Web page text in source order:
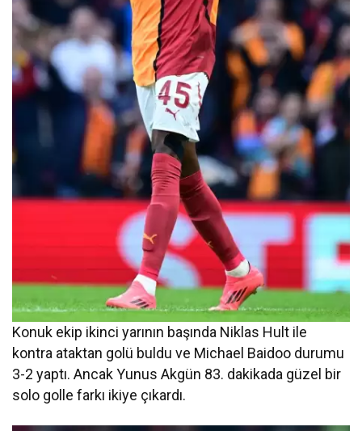
Konuk ekip ikinci yarının başında Niklas Hult ile
kontra ataktan golü buldu ve Michael Baidoo durumu
3-2 yaptı. Ancak Yunus Akgün 83. dakikada güzel bir
solo golle farkı ikiye çıkardı.